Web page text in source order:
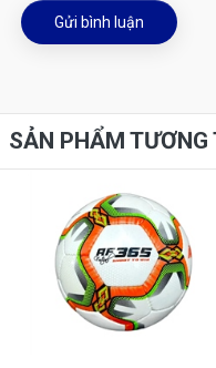
Gửi bình luận
SẢN PHẨM TƯƠNG